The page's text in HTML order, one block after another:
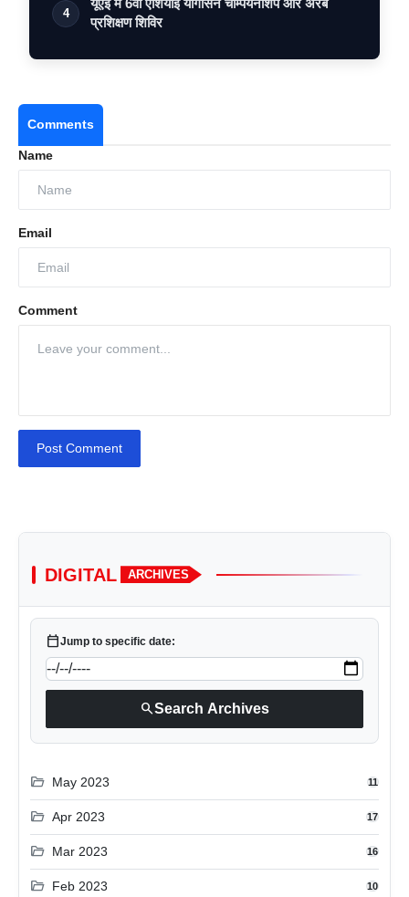
4
यूएई में 6वीं एशियाई योगासन चैम्पियनशिप और अरब
प्रशिक्षण शिविर
Comments
Name
Email
Comment
Post Comment
DIGITAL ARCHIVES
calendar_todayJump to specific date:
searchSearch Archives
folder_open May 2023 11
folder_open Apr 2023 17
folder_open Mar 2023 16
folder_open Feb 2023 10